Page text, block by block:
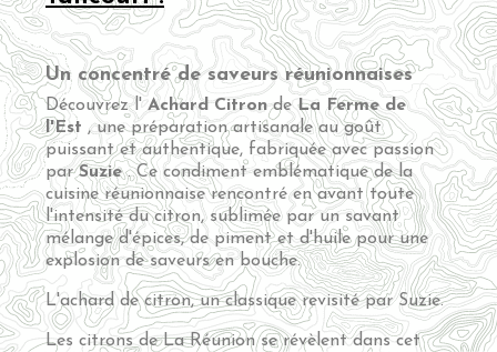
Un concentré de saveurs réunionnaises
Découvrez l' Achard Citronde La Ferme de
l'Est , une préparation artisanale au goût
puissant et authentique, fabriquée avec passion
parSuzie. Ce condiment emblématique de la
cuisine réunionnaise rencontré en avant toute
l'intensité du citron, sublimée par un savant
mélange d'épices, de piment et d'huile pour une
explosion de saveurs en bouche.
L'achard de citron, un classique revisité par Suzie.
Les citrons de La Réunion se révèlent dans cet